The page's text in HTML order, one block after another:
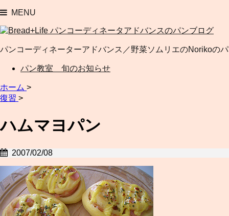
MENU
パンコーディネーターアドバンス／野菜ソムリエのNorikoの
パン教室 旬のお知らせ
ホーム >
復習 >
ハムマヨパン
2007/02/08